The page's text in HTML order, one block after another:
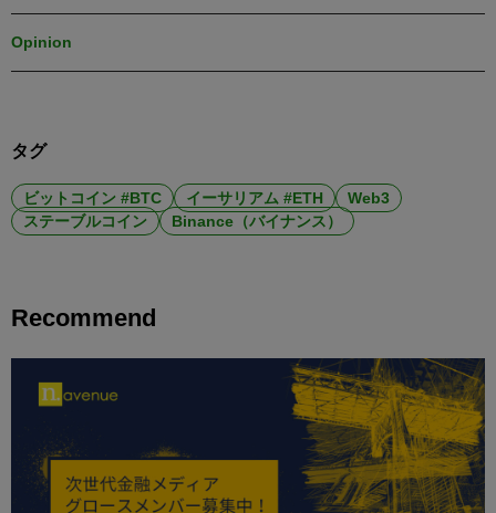
Opinion
タグ
ビットコイン #BTC イーサリアム #ETH
Web3
ステーブルコイン
Binance（バイナンス）
Recommend